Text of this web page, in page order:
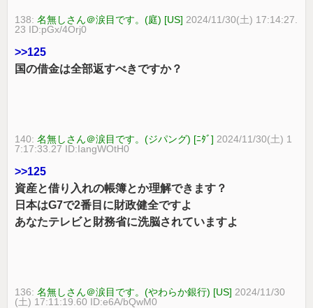
138:名無しさん＠涙目です。(庭) [US] 2024/11/30(土) 17:14:27.
23 ID:pGx/4Orj0
>>125
国の借金は全部返すべきですか？
140:名無しさん＠涙目です。(ジパング) [ﾆﾀﾞ] 2024/11/30(土) 1
7:17:33.27 ID:IangWOtH0
>>125
資産と借り入れの帳簿とか理解できます？
日本はG7で2番目に財政健全ですよ
あなたテレビと財務省に洗脳されていますよ
136:名無しさん＠涙目です。(やわらか銀行) [US] 2024/11/30
(土) 17:11:19.60 ID:e6A/bQwM0